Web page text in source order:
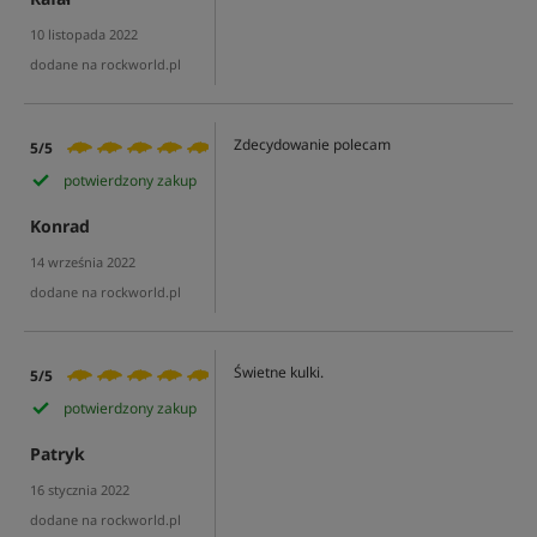
10 listopada 2022
dodane na rockworld.pl
5/5
potwierdzony zakup
Konrad
14 września 2022
dodane na rockworld.pl
Zdecydowanie polecam
5/5
potwierdzony zakup
Patryk
16 stycznia 2022
dodane na rockworld.pl
Świetne kulki.